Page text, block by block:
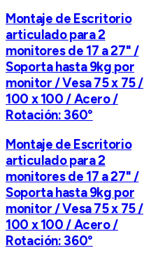
Montaje de Escritorio
articulado para 2
monitores de 17 a 27" /
Soporta hasta 9kg por
monitor / Vesa 75 x 75 /
100 x 100 / Acero /
Rotación: 360°
Montaje de Escritorio
articulado para 2
monitores de 17 a 27" /
Soporta hasta 9kg por
monitor / Vesa 75 x 75 /
100 x 100 / Acero /
Rotación: 360°